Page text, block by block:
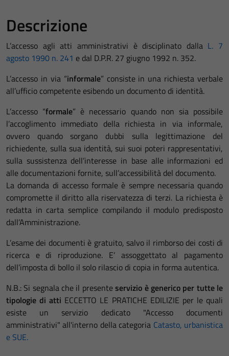
Descrizione
L’accesso agli atti amministrativi è disciplinato dalla L. 7
agosto 1990 n. 241 e dal D.P.R. 27 giugno 1992 n. 352.
L’accesso in via “informale” consiste in una richiesta verbale
all’ufficio competente esibendo un documento di identità.
L’accesso “formale” è necessario quando non sia possibile
l’accoglimento immediato della richiesta in via informale,
ovvero quando sorgano dubbi sulla legittimazione del
richiedente, sulla sua identità, sui suoi poteri rappresentativi,
sulla sussistenza dell’interesse in base alle informazioni ed
alle documentazioni fornite, sull’accessibilità del documento.
La domanda di accesso formale è sempre necessaria quando
compromette il diritto alla riservatezza di terzi. La richiesta è
redatta in carta semplice compilando il modulo predisposto
dall’Amministrazione.
L’esame dei documenti è gratuito, salvo il rimborso dei costi di
ricerca e di riproduzione. E’ assoggettato al pagamento
dell’imposta di bollo il solo rilascio di copia in forma autentica.
N.B.: Si segnala che il presenteservizio è generico per tutte le
tipologie di atti ECCETTO LE PRATICHE EDILIZIE per le quali
esiste un servizio dedicato "Accesso documenti
amministrativi" all'interno della categoria Catasto, urbanistica
e SUE.